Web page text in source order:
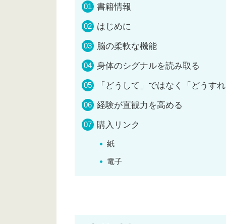
書籍情報
はじめに
脳の柔軟な機能
身体のシグナルを読み取る
「どうして」ではなく「どうす
経験が直観力を高める
購入リンク
紙
電子